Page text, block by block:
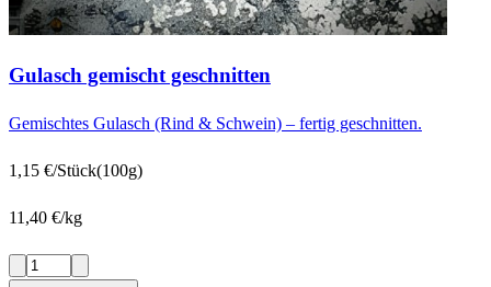
Gulasch gemischt geschnitten
Gemischtes Gulasch (Rind & Schwein) – fertig geschnitten.
1,15 €/Stück(100g)
11,40 €/kg